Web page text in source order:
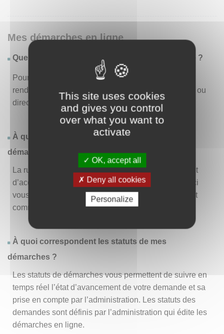
This site uses cookies
and gives you control
over what you want to
activate
OK, accept all
Deny all cookies
Personalize
Mes démarches en ligne
Quelles sont les démarches disponibles en ligne ?
Pour consulter la liste des démarches disponibles,
rendez-vous dans le menu « Liste des démarches » ou
directement en page d’accueil.
À quoi correspond la rubrique « Effectuer une
démarche » ?
La rubrique « Effectuer une démarche » vous permet
d’accéder à la liste des démarches disponibles. D’ici
vous pouvez choisir la démarche vous intéressant et
commencer à la remplir en un clic.
À quoi correspondent les statuts de mes
démarches ?
Les statuts de démarches vous permettent de suivre en
temps réel l’état d’avancement de votre demande et sa
prise en compte par l’administration. Les statuts des
demandes sont définis par l’administration qui édite les
démarches en ligne.